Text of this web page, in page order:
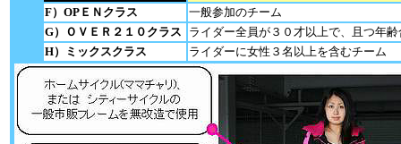
F）OPＥＮクラス
一般参加のチーム
G）ＯＶＥＲ２１０クラス
ライダー全員が３０才以上で、且つ年
H）ミックスクラス ライダーに女性３名以上を含むチーム